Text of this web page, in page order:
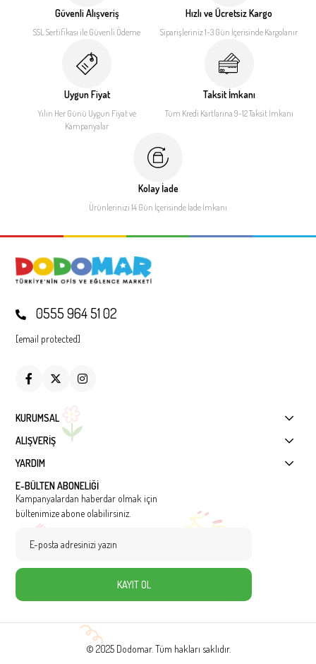
Güvenli Alışveriş
SSL Sertifikası ile Güvenli Ödeme
Hızlı ve Ücretsiz Kargo
Siparişleriniz 1-3 Gün İçerisinde Kargolanır
Uygun Fiyat
Yılın Her Günü Uygun Fiyatve
Kampanyalar
Taksit İmkanı
Tüm Kredi Kartlarına 9-12Taksit İmkanı
Kolay İade
Ürünlerinizi 14 Gün İçerisinde İade İmkanı
0555 964 51 02
[email protected]
KURUMSAL
ALIŞVERİŞ
YARDIM
E-BÜLTEN ABONELİĞİ
Kampanyalardan haberdar olmak için
bültenimize abone olabilirsiniz.
KAYIT OL
© 2025 Dodomar. Tüm hakları saklıdır.